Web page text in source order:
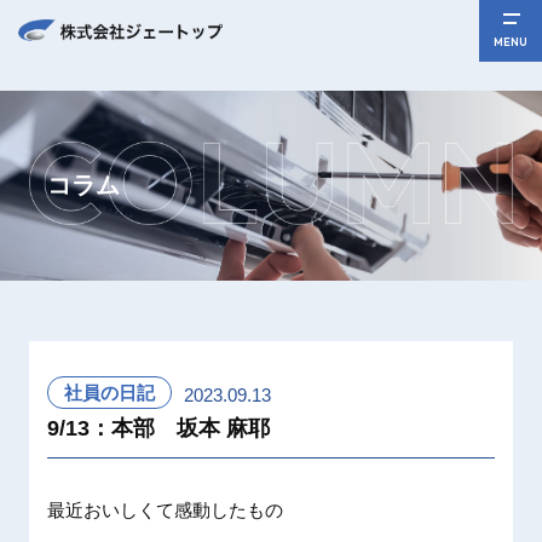
MENU
コラム
社員の日記 2023.09.13
9/13：本部 坂本 麻耶
最近おいしくて感動したもの